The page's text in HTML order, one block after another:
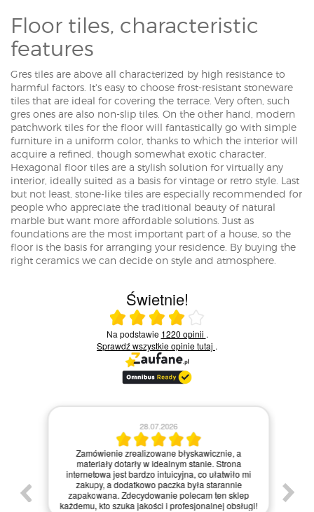
Floor tiles, characteristic
features
Gres tiles are above all characterized by high resistance to
harmful factors. It's easy to choose frost-resistant stoneware
tiles that are ideal for covering the terrace. Very often, such
gres ones are also non-slip tiles. On the other hand, modern
patchwork tiles for the floor will fantastically go with simple
furniture in a uniform color, thanks to which the interior will
acquire a refined, though somewhat exotic character.
Hexagonal floor tiles are a stylish solution for virtually any
interior, ideally suited as a basis for vintage or retro style. Last
but not least, stone-like tiles are especially recommended for
people who appreciate the traditional beauty of natural
marble but want more affordable solutions. Just as
foundations are the most important part of a house, so the
floor is the basis for arranging your residence. By buying the
right ceramics we can decide on style and atmosphere.
Świetnie!
Ocena średnia 4 na 5
Na podstawie 1220 opinii .
Sprawdź wszystkie opinietutaj .
28.07.2026
Zamówienie zrealizowane błyskawicznie, a
materiały dotarły w idealnym stanie. Strona
internetowa jest bardzo intuicyjna, co ułatwiło mi
zakupy, a dodatkowo paczka była starannie
zapakowana. Zdecydowanie polecam ten sklep
każdemu, kto szuka jakości i profesjonalnej obsługi!